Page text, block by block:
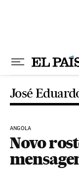
José
ANGOLA
Novo